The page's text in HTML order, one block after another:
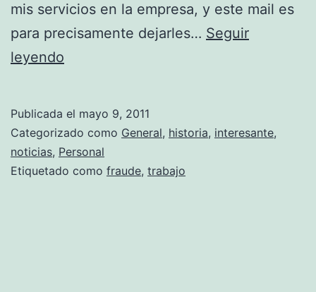
e
)
mis servicios en la empresa, y este mail es
para precisamente dejarles… Seguir
leyendo
a
m
i
Publicada el mayo 9, 2011
Categorizado como General, historia, interesante,
noticias, Personal
Etiquetado como fraude, trabajo